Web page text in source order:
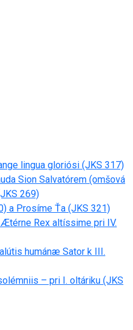
lingua gloriósi (JKS 317)
Sion Salvatórem (omšová
269)
a Prosíme Ťa (JKS 321)
Rex altíssime pri IV.
humánæ Sator k III.
– pri I. oltáriku (JKS